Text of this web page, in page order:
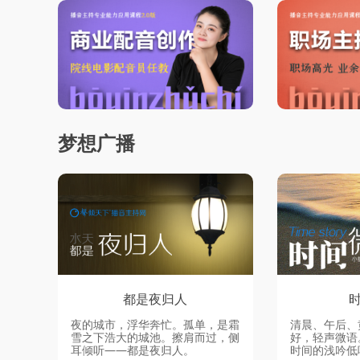
梦想广播
都是夜归人
夜的城市，浮华奔忙。孤单，是霜
雪之下浩大的城池。擦肩而过，侧
耳倾听——都是夜归人。
清晨、午后
好，轻声微
时间的浅吟